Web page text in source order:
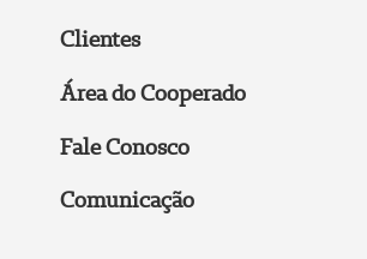
Clientes
Área do Cooperado
Fale Conosco
Comunicação